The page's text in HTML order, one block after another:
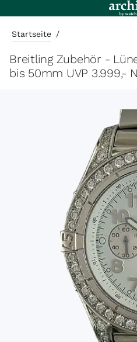
Startseite /
Breitling Zubehör -
bis 50mm UVP 3.999,-